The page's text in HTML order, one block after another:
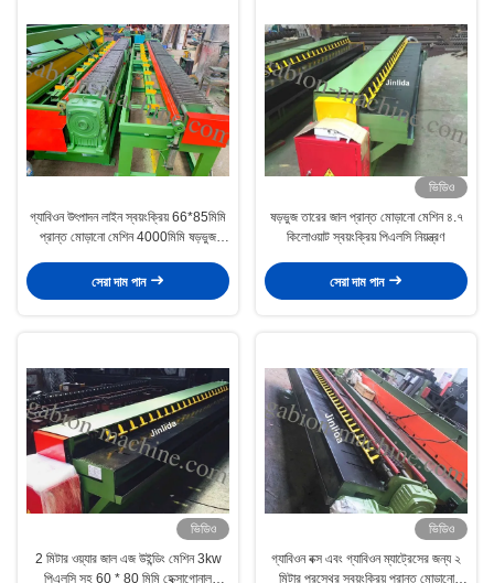
গ্যাবিওন উৎপাদন লাইন স্বয়ংক্রিয় 66*85মিমি
প্রান্ত মোড়ানো মেশিন 4000মিমি ষড়ভুজ
সেরা দাম পান
ভিডিও
ষড়ভুজ তারের জাল প্রান্ত মোড়ানো মেশিন ৪.৭
কিলোওয়াট স্বয়ংক্রিয় পিএলসি নিয়ন্ত্রণ
সেরা দাম পান
ভিডিও
2 মিটার ওয়্যার জাল এজ উইন্ডিং মেশিন 3kw
পিএলসি সহ 60 * 80 মিমি হেক্সাগোনাল
ভিডিও
গ্যাবিওন বক্স এবং গ্যাবিওন ম্যাট্রেসের জন্য ২
মিটার প্রস্থের স্বয়ংক্রিয় প্রান্ত মোড়ানো